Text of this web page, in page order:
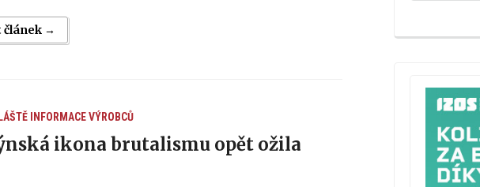
článek →
INFORMACE VÝROBCŮ
ikona brutalismu opět ožila